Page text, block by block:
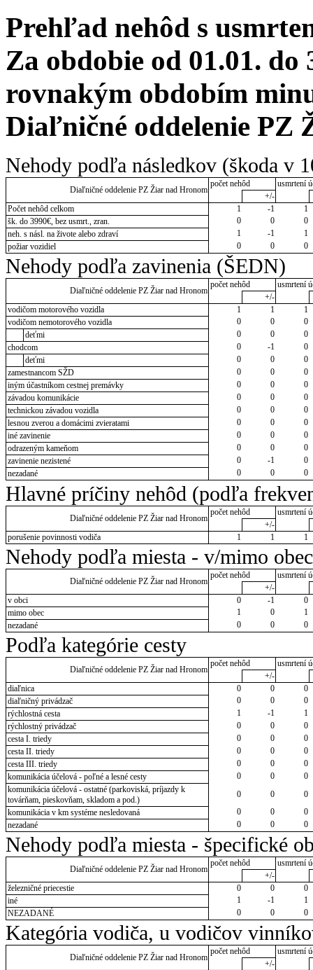
Prehľad nehôd s
Za obdobie od 01.01. do
rovnakým obdobím
Diaľničné oddelenie PZ
Nehody podľa následkov (škoda v
Diaľničné oddelenie PZ Žiar nad Hronom
počet nehôd
usmrtení
+/-
Počet nehôd celkom
1 -1
1
šk. do 3990€, bez usmrt., zran.
0 0
0
neh. s násl. na živote alebo zdraví
1 -1
1
požiar vozidiel
0 0 0
Nehody podľa zavinenia (ŠEDN)
Diaľničné oddelenie PZ Žiar nad Hronom
počet nehôd
usmrtení
+/-
vodičom motorového vozidla
1 1
1
vodičom nemotorového vozidla
0 0
0
deťmi
0 0
0
chodcom
0 -1
0
deťmi
0 0
0
zamestnancom SŽD
0 0
0
iným účastníkom cestnej premávky
0 0
0
závadou komunikácie
0 0
0
technickou závadou vozidla
0 0
0
lesnou zverou a domácimi zvieratami
0 0
0
iné zavinenie
0 0
0
odrazeným kameňom
0 0
0
zavinenie nezistené
0 -1
0
nezadané
0 0 0
Hlavné príčiny nehôd (podľa
Diaľničné oddelenie PZ Žiar nad Hronom
počet nehôd
usmrtení
+/-
porušenie povinnosti vodiča
1 1 1
Nehody podľa miesta - v/mimo obec
Diaľničné oddelenie PZ Žiar nad Hronom
počet nehôd
usmrtení
+/-
v obci
0 -1
0
mimo obec
1 0
1
nezadané
0 0 0
Podľa kategórie cesty
Diaľničné oddelenie PZ Žiar nad Hronom
počet nehôd
usmrtení
+/-
diaľnica
0 0
0
diaľničný privádzač
0 0
0
rýchlostná cesta
1 -1
1
rýchlostný privádzač
0 0
0
cesta I. triedy
0 0
0
cesta II. triedy
0 0
0
cesta III. triedy
0 0
0
komunikácia účelová - poľné a lesné cesty
0 0
0
komunikácia účelová - ostatné (parkoviská, príjazdy k
továrňam, pieskovňam, skladom a pod.)
0 0
0
komunikácia v km systéme nesledovaná
0 0
0
nezadané
0 0 0
Nehody podľa miesta - špecifické
Diaľničné oddelenie PZ Žiar nad Hronom
počet nehôd
usmrtení
+/-
železničné priecestie
0 0
0
iné
1 -1
1
NEZADANÉ
0 0 0
Kategória vodiča, u vodičov
Diaľničné oddelenie PZ Žiar nad Hronom
počet nehôd
usmrtení
+/-